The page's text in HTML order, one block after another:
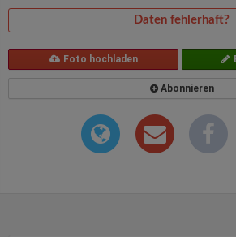
Daten fehlerhaft?
Foto hochladen
Abonnieren